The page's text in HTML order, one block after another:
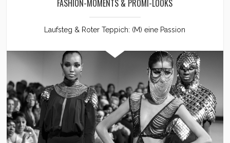
FASHION-MOMENTS & PROMI-LOOKS
Laufsteg & Roter Teppich: (M) eine Passion